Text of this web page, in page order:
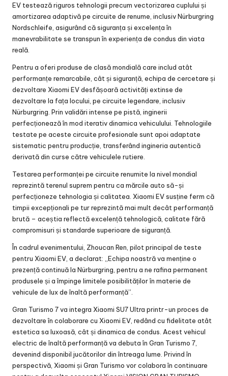
EV testează riguros tehnologii precum vectorizarea cuplului și
amortizarea adaptivă pe circuite de renume, inclusiv Nürburgring
Nordschleife, asigurând că siguranța și excelența în
manevrabilitate se transpun în experiența de condus din viata
reală.
Pentru a oferi produse de clasă mondială care includ atât
performanțe remarcabile, cât și siguranță, echipa de cercetare și
dezvoltare Xiaomi EV desfășoară activități extinse de
dezvoltare la fața locului, pe circuite legendare, inclusiv
Nürburgring. Prin validări intense pe pistă, inginerii
perfecționează în mod iterativ dinamica vehiculului. Tehnologiile
testate pe aceste circuite profesionale sunt apoi adaptate
sistematic pentru producție, transferând ingineria autentică
derivată din curse către vehiculele rutiere.
Testarea performanței pe circuite renumite la nivel mondial
reprezintă terenul suprem pentru ca mărcile auto să-și
perfecționeze tehnologia și calitatea. Xiaomi EV susține ferm că
timpii excepționali pe tur reprezintă mai mult decât performanță
brută – aceștia reflectă excelență tehnologică, calitate fără
compromisuri și standarde superioare de siguranță.
În cadrul evenimentului, Zhoucan Ren, pilot principal de teste
pentru Xiaomi EV, a declarat: „Echipa noastră va menține o
prezență continuă la Nürburgring, pentru a ne rafina permanent
produsele și a împinge limitele posibilităților în materie de
vehicule de lux de înaltă performanță”.
Gran Turismo 7 va integra Xiaomi SU7 Ultra printr-un proces de
dezvoltare în colaborare cu Xiaomi EV, redând cu fidelitate atât
estetica sa luxoasă, cât și dinamica de condus. Acest vehicul
electric de înaltă performanță va debuta în Gran Turismo 7,
devenind disponibil jucătorilor din întreaga lume. Privind în
perspectivă, Xiaomi și Gran Turismo vor colabora în continuare